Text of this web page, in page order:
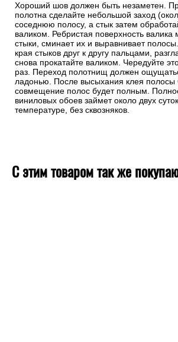
Хороший шов должен быть незаметен.
полотна сделайте небольшой заход
соседнюю полосу, а стык затем
валиком. Ребристая поверхность валика
стыки, сминает их и выравнивает
края стыков друг к другу пальцами,
снова прокатайте валиком. Чередуйте
раз. Переход полотнищ должен
ладонью. После высыхания клея полосы
совмещение полос будет полным.
виниловых обоев займет около двух
температуре, без сквозняков.
С этим товаром так же